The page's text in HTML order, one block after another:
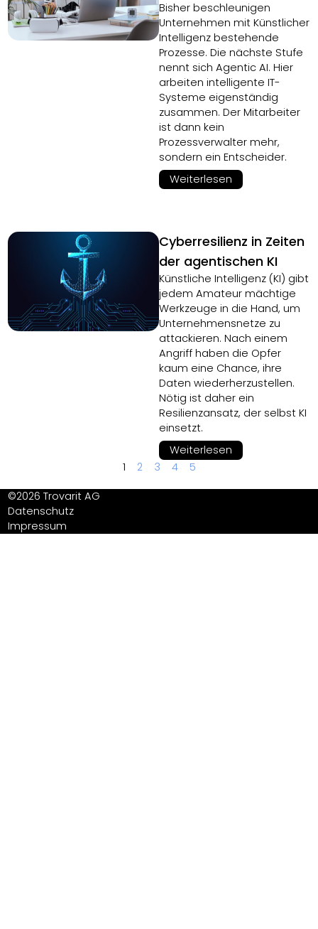
Bisher beschleunigen
Unternehmen mit Künstlicher
Intelligenz bestehende
Prozesse. Die nächste Stufe
nennt sich Agentic AI. Hier
arbeiten intelligente IT-
Systeme eigenständig
zusammen. Der Mitarbeiter
ist dann kein
Prozessverwalter mehr,
sondern ein Entscheider.
Weiterlesen
Cyberresilienz in Zeiten
der agentischen KI
Künstliche Intelligenz (KI) gibt
jedem Amateur mächtige
Werkzeuge in die Hand, um
Unternehmensnetze zu
attackieren. Nach einem
Angriff haben die Opfer
kaum eine Chance, ihre
Daten wiederherzustellen.
Nötig ist daher ein
Resilienzansatz, der selbst KI
einsetzt.
Weiterlesen
1
2 3 4 5
©2026 Trovarit AG
Datenschutz
Impressum